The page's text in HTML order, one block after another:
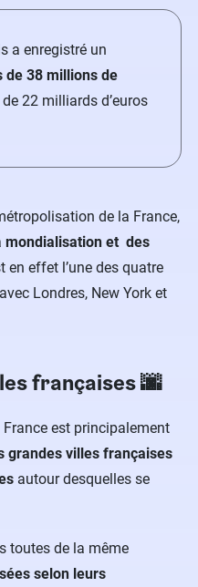
a enregistré un
de 38 millions de
22 milliards d’euros
de la France,
mondialisation et des
en effet l’une des quatre
Londres, New York et
françaises 🌆
est principalement
grandes villes françaises
autour desquelles se
toutes de la même
selon leurs